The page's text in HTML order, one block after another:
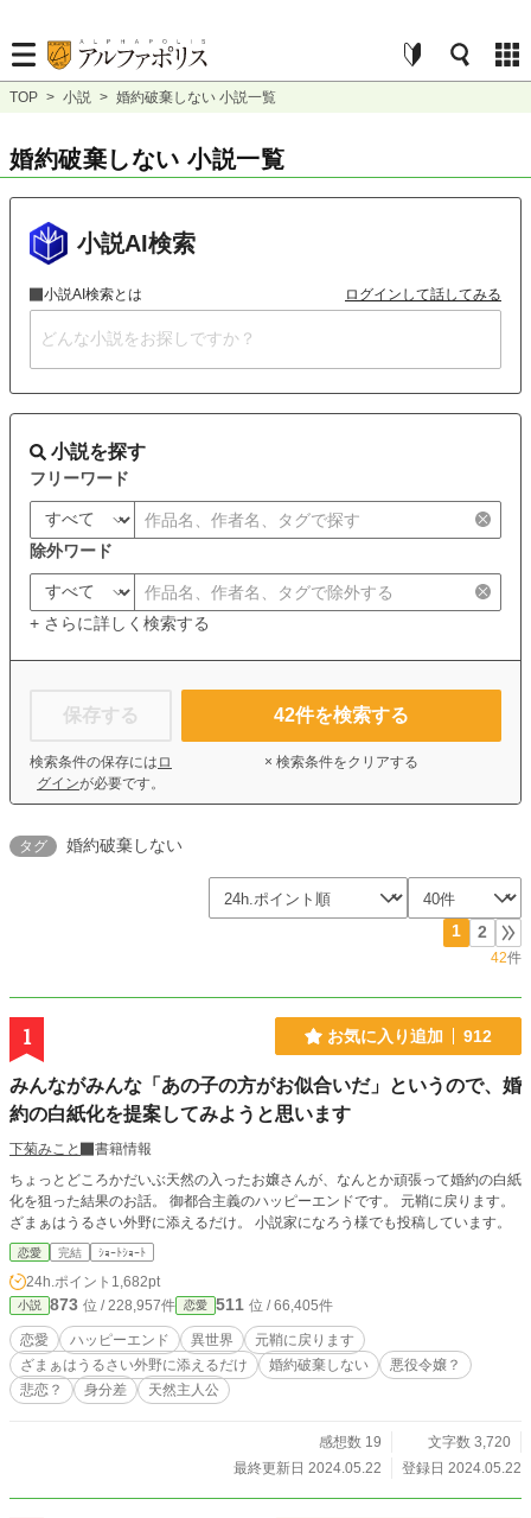
TOP > 小説 > 婚約破棄しない 小説一覧
婚約破棄しない 小説一覧
小説AI検索
小説AI検索とは ログインして話してみる
小説を探す
フリーワード
除外ワード
+ さらに詳しく検索する
保存する
検索条件の保存には ロ
グインが必要です。
42件を検索する
× 検索条件をクリアする
タグ 婚約破棄しない
1 2
42件
1 お気に入り追加 912
みんながみんな「あの子の方がお似合いだ」というので、婚
約の白紙化を提案してみようと思います
下菊みこと
書籍情報
ちょっとどころかだいぶ天然の入ったお嬢さんが、なんとか頑張って婚約の白紙
化を狙った結果のお話。 御都合主義のハッピーエンドです。 元鞘に戻ります。
ざまぁはうるさい外野に添えるだけ。 小説家になろう様でも投稿しています。
恋愛 完結 ｼｮｰﾄｼｮｰﾄ
24h.ポイント 1,682pt
小説 873 位 / 228,957件 恋愛 511 位 / 66,405件
恋愛 ハッピーエンド 異世界
元鞘に戻ります
ざまぁはうるさい外野に添えるだけ
婚約破棄しない
悪役令嬢？
悲恋？
身分差 天然主人公
感想数 19
文字数 3,720
最終更新日 2024.05.22
登録日 2024.05.22